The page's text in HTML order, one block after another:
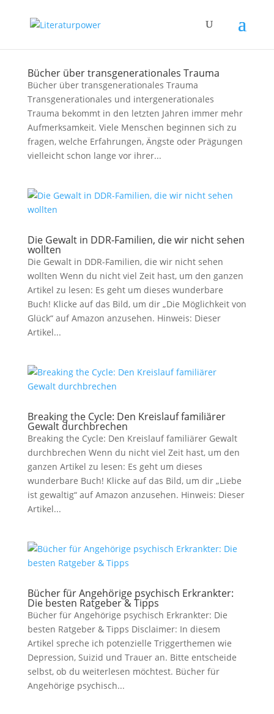
Bücher über transgenerationales Trauma
Bücher über transgenerationales Trauma
Transgenerationales und intergenerationales
Trauma bekommt in den letzten Jahren immer mehr
Aufmerksamkeit. Viele Menschen beginnen sich zu
fragen, welche Erfahrungen, Ängste oder Prägungen
vielleicht schon lange vor ihrer...
Die Gewalt in DDR-Familien, die wir nicht sehen
wollten
Die Gewalt in DDR-Familien, die wir nicht sehen
wollten Wenn du nicht viel Zeit hast, um den ganzen
Artikel zu lesen: Es geht um dieses wunderbare
Buch! Klicke auf das Bild, um dir „Die Möglichkeit von
Glück“ auf Amazon anzusehen. Hinweis: Dieser
Artikel...
Breaking the Cycle: Den Kreislauf familiärer
Gewalt durchbrechen
Breaking the Cycle: Den Kreislauf familiärer Gewalt
durchbrechen Wenn du nicht viel Zeit hast, um den
ganzen Artikel zu lesen: Es geht um dieses
wunderbare Buch! Klicke auf das Bild, um dir „Liebe
ist gewaltig“ auf Amazon anzusehen. Hinweis: Dieser
Artikel...
Bücher für Angehörige psychisch Erkrankter:
Die besten Ratgeber & Tipps
Bücher für Angehörige psychisch Erkrankter: Die
besten Ratgeber & Tipps Disclaimer: In diesem
Artikel spreche ich potenzielle Triggerthemen wie
Depression, Suizid und Trauer an. Bitte entscheide
selbst, ob du weiterlesen möchtest. Bücher für
Angehörige psychisch...